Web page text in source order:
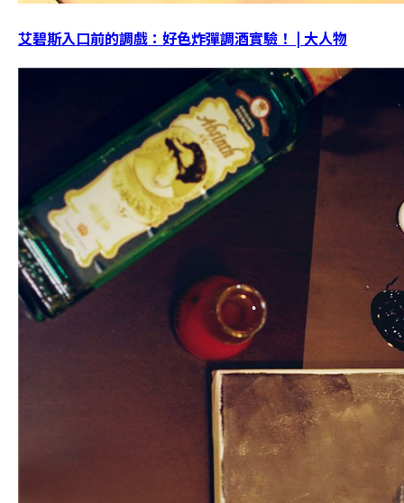
艾碧斯入口前的調戲：好色炸彈調酒實驗！ | 大人物